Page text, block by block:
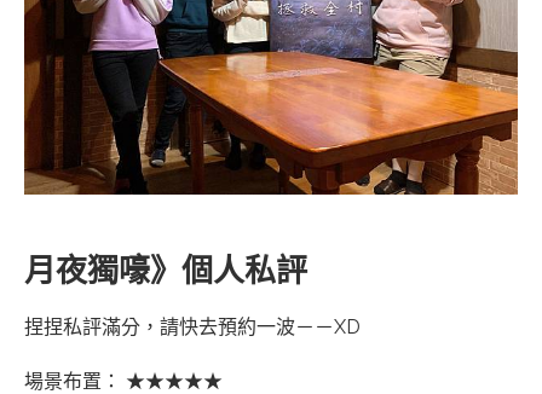
月夜獨嚎》個人私評
捏捏私評滿分，請快去預約一波－－XD
場景布置： ★★★★★